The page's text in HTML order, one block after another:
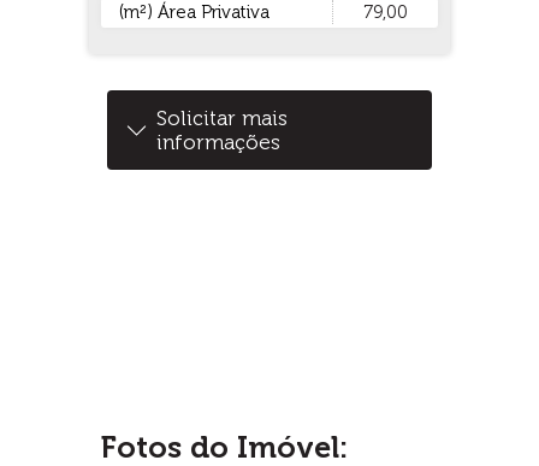
(m²) Área Privativa
79,00
Solicitar mais
informações
Fotos do Imóvel: